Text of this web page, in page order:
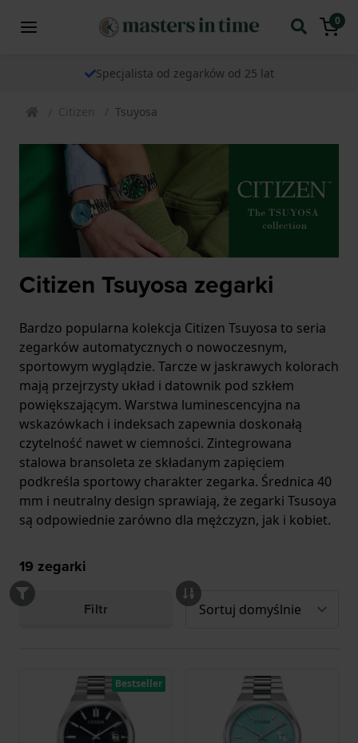
0
Specjalista od zegarków od 25 lat
Citizen Tsuyosa
Citizen Tsuyosa zegarki
Bardzo popularna kolekcja Citizen Tsuyosa to seria
zegarków automatycznych o nowoczesnym,
sportowym wyglądzie. Tarcze w jaskrawych kolorach
mają przejrzysty układ i datownik pod szkłem
powiększającym. Warstwa luminescencyjna na
wskazówkach i indeksach zapewnia doskonałą
czytelność nawet w ciemności. Zintegrowana
stalowa bransoleta ze składanym zapięciem
podkreśla sportowy charakter zegarka. Średnica 40
mm i neutralny design sprawiają, że zegarki Tsusoya
są odpowiednie zarówno dla mężczyzn, jak i kobiet.
19 zegarki
Filtr
Bestseller